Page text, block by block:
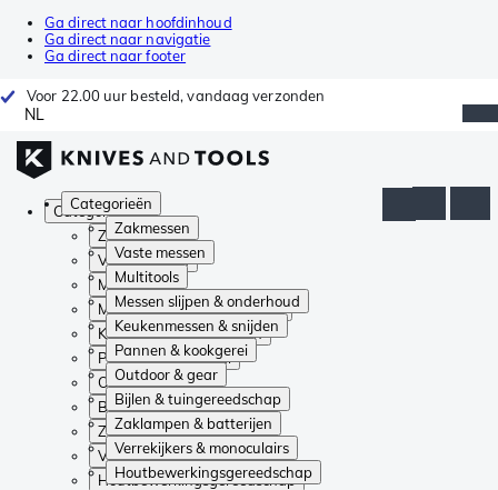
Ga direct naar hoofdinhoud
Ga direct naar navigatie
Ga direct naar footer
Voor 22.00 uur besteld, vandaag verzonden
NL
Categorieën
Zakmessen
Vaste messen
Multitools
Messen slijpen & onderhoud
Keukenmessen & snijden
Pannen & kookgerei
Outdoor & gear
Bijlen & tuingereedschap
Zaklampen & batterijen
Verrekijkers & monoculairs
Houtbewerkingsgereedschap
Categorieën
Zakmessen
Vaste messen
Multitools
Messen slijpen & onderhoud
Keukenmessen & snijden
Pannen & kookgerei
Outdoor & gear
Bijlen & tuingereedschap
Zaklampen & batterijen
Verrekijkers & monoculairs
Houtbewerkingsgereedschap